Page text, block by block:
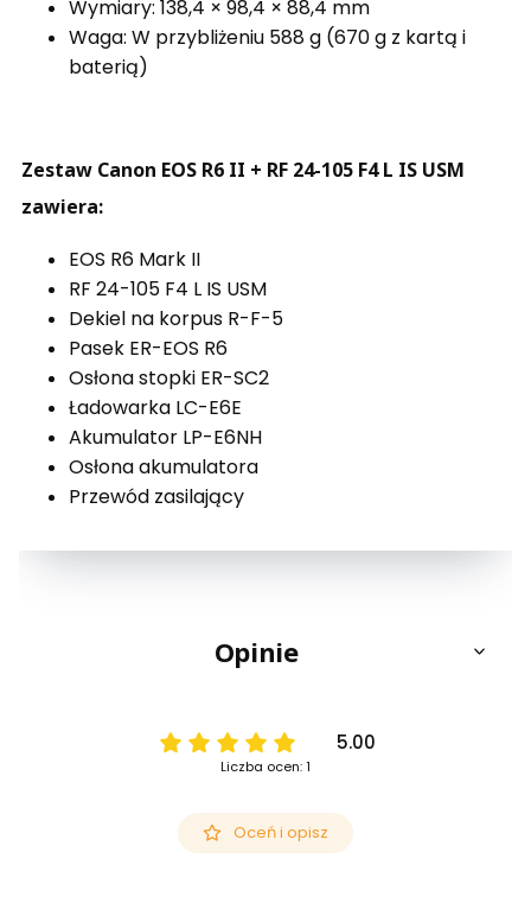
Wymiary: 138,4 × 98,4 × 88,4 mm
Waga: W przybliżeniu 588 g (670 g z kartą i
baterią)
Zestaw Canon EOS R6 II + RF 24-105 F4 L IS USM
zawiera:
EOS R6 Mark II
RF 24-105 F4 L IS USM
Dekiel na korpus R-F-5
Pasek ER-EOS R6
Osłona stopki ER-SC2
Ładowarka LC-E6E
Akumulator LP-E6NH
Osłona akumulatora
Przewód zasilający
Opinie
5.00
Liczba ocen: 1
Oceń i opisz